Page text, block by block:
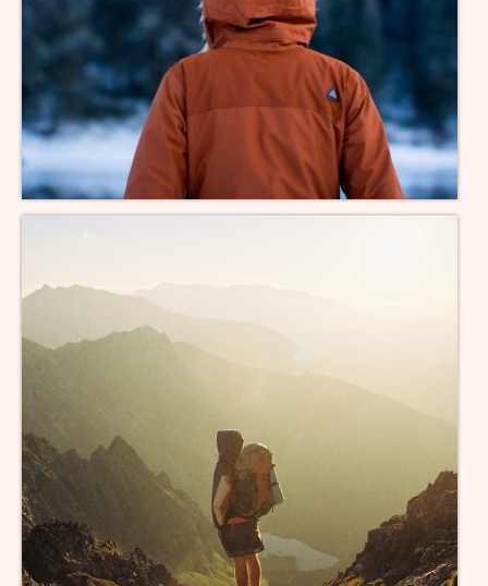
E-Wurf vom 29.11.2018
D-Wurf vom 11.04.2018
C-Wurf vom 23.08.2017
B-Wurf vom 19.07.2016
A-Wurf vom 01.04.2016
Die Frage nach dem Preis
Unsere Ausstellungserfolge
Die Regenbogenbrücke
Pfotenbuch
Kontakt